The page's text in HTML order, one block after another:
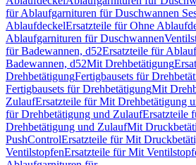
für Ablaufgarnituren für Duschwannen
AblaufdeckelErsatzteile für Ohne
Ablaufgarnituren für Duschwannen
für Badewannen, d52Ersatzteile für
Badewannen, d52Mit Drehbetätigung
DrehbetätigungFertigbausets für
Fertigbausets für DrehbetätigungMit
ZulaufErsatzteile für Mit Drehbetätigung
für Drehbetätigung und ZulaufErsatzteile
Drehbetätigung und ZulaufMit
PushControlErsatzteile für Mit
VentilstopfenErsatzteile für Mit